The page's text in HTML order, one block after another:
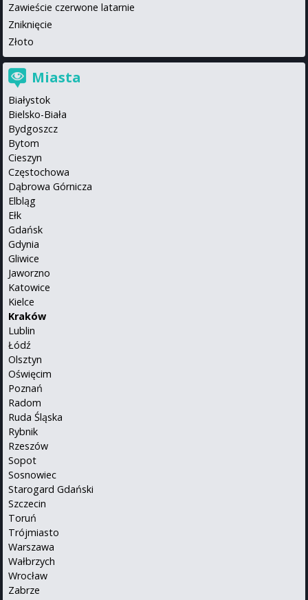
Zawieście czerwone latarnie
Zniknięcie
Złoto
Miasta
Białystok
Bielsko-Biała
Bydgoszcz
Bytom
Cieszyn
Częstochowa
Dąbrowa Górnicza
Elbląg
Ełk
Gdańsk
Gdynia
Gliwice
Jaworzno
Katowice
Kielce
Kraków
Lublin
Łódź
Olsztyn
Oświęcim
Poznań
Radom
Ruda Śląska
Rybnik
Rzeszów
Sopot
Sosnowiec
Starogard Gdański
Szczecin
Toruń
Trójmiasto
Warszawa
Wałbrzych
Wrocław
Zabrze